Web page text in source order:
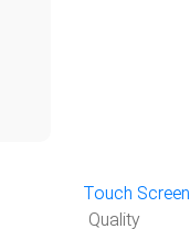
Touch Screen
Quality